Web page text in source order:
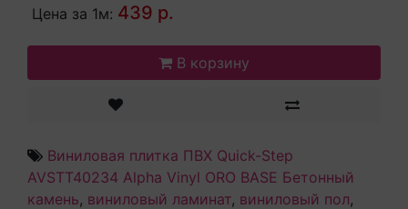
Цена за 1м: 439 р.
В корзину
Виниловая плитка ПВХ Quick-Step
AVSTT40234 Alpha Vinyl ORO BASE Бетонный
камень, виниловый ламинат, виниловый пол,